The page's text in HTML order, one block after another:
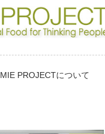
MIE PROJECTについて